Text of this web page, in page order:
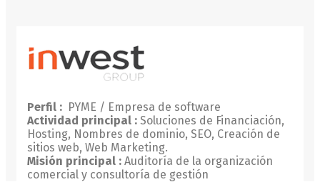
Perfil : PYME / Empresa de software
Actividad principal : Soluciones de Financiación,
Hosting, Nombres de dominio, SEO, Creación de
sitios web, Web Marketing.
Misión principal : Auditoría de la organización
comercial y consultoría de gestión